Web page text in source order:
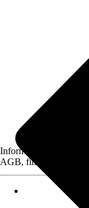
Informationen des
AGB, finden Sie bei